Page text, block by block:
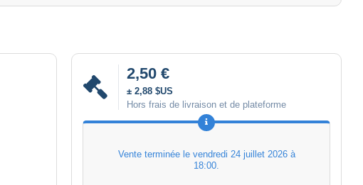
2,50 €
± 2,88 $US
Hors frais de livraison et de plateforme
Vente terminée le vendredi 24 juillet 2026 à
18:00